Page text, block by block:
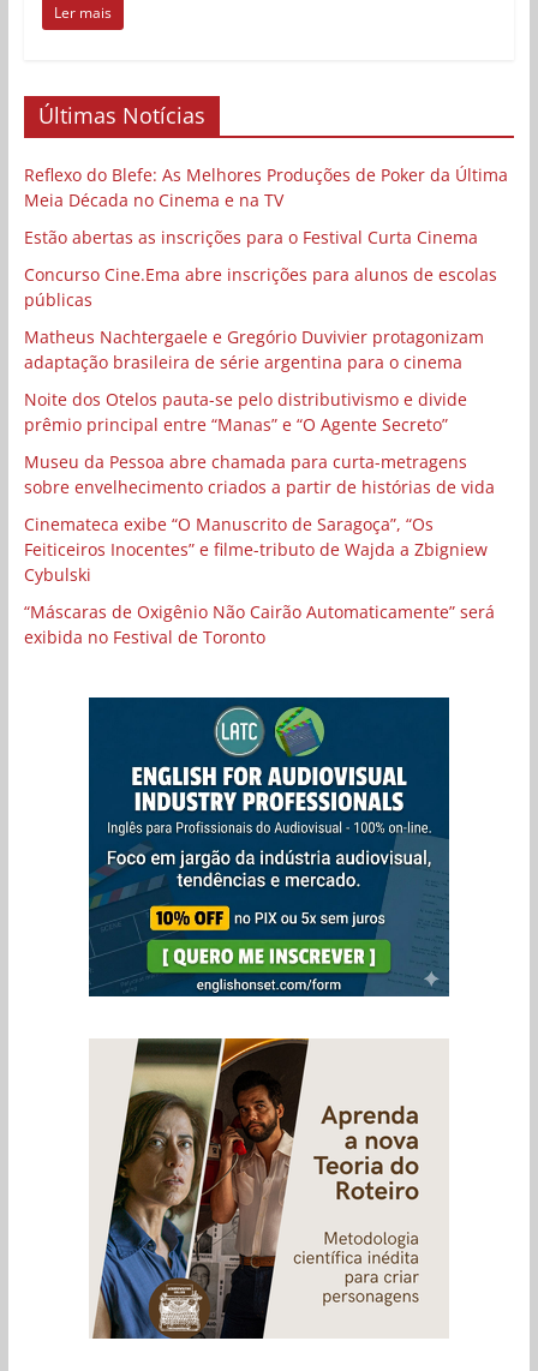
Ler mais
Últimas Notícias
Reflexo do Blefe: As Melhores Produções de Poker da Última
Meia Década no Cinema e na TV
Estão abertas as inscrições para o Festival Curta Cinema
Concurso Cine.Ema abre inscrições para alunos de escolas
públicas
Matheus Nachtergaele e Gregório Duvivier protagonizam
adaptação brasileira de série argentina para o cinema
Noite dos Otelos pauta-se pelo distributivismo e divide
prêmio principal entre “Manas” e “O Agente Secreto”
Museu da Pessoa abre chamada para curta-metragens
sobre envelhecimento criados a partir de histórias de vida
Cinemateca exibe “O Manuscrito de Saragoça”, “Os
Feiticeiros Inocentes” e filme-tributo de Wajda a Zbigniew
Cybulski
“Máscaras de Oxigênio Não Cairão Automaticamente” será
exibida no Festival de Toronto